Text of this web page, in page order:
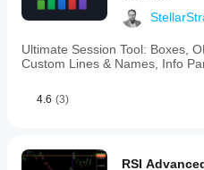
Ultimate Session Tool: Boxes,
Custom Lines & Names, Info
4.6 (3)
RSI